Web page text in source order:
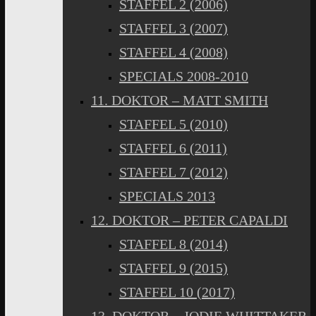
STAFFEL 2 (2006)
STAFFEL 3 (2007)
STAFFEL 4 (2008)
SPECIALS 2008-2010
11. DOKTOR – MATT SMITH
STAFFEL 5 (2010)
STAFFEL 6 (2011)
STAFFEL 7 (2012)
SPECIALS 2013
12. DOKTOR – PETER CAPALDI
STAFFEL 8 (2014)
STAFFEL 9 (2015)
STAFFEL 10 (2017)